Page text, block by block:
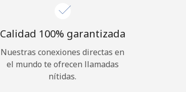
Calidad 100% garantizada
Nuestras conexiones directas en
el mundo te ofrecen llamadas
nítidas.